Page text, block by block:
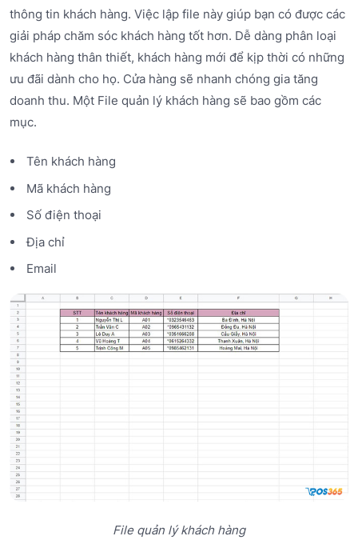
thông tin khách hàng. Việc lập file này giúp bạn có được các
giải pháp chăm sóc khách hàng tốt hơn. Dễ dàng phân loại
khách hàng thân thiết, khách hàng mới để kịp thời có những
ưu đãi dành cho họ. Cửa hàng sẽ nhanh chóng gia tăng
doanh thu. Một File quản lý khách hàng sẽ bao gồm các
mục.
Tên khách hàng
Mã khách hàng
Số điện thoại
Địa chỉ
Email
File quản lý khách hàng